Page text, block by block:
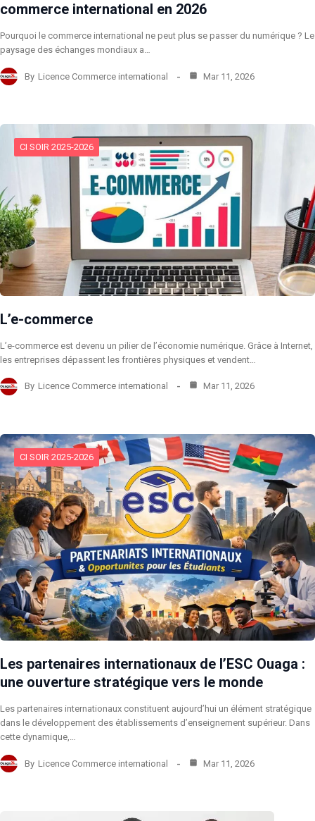
commerce international en 2026
Pourquoi le commerce international ne peut plus se passer du numérique ? Le
paysage des échanges mondiaux a…
By Licence Commerce international Mar 11, 2026
CI SOIR 2025-2026
L’e-commerce
L’e-commerce est devenu un pilier de l’économie numérique. Grâce à Internet,
les entreprises dépassent les frontières physiques et vendent…
By Licence Commerce international Mar 11, 2026
CI SOIR 2025-2026
Les partenaires internationaux de l’ESC Ouaga :
une ouverture stratégique vers le monde
Les partenaires internationaux constituent aujourd’hui un élément stratégique
dans le développement des établissements d’enseignement supérieur. Dans
cette dynamique,…
By Licence Commerce international Mar 11, 2026